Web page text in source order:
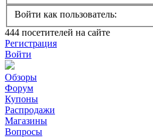
Войти как пользователь:
444 посетителей на сайте
Регистрация
Войти
Обзоры
Форум
Купоны
Распродажи
Магазины
Вопросы